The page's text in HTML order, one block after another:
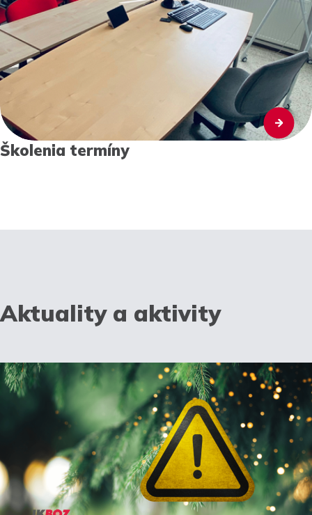
Školenia termíny
Aktuality a aktivity